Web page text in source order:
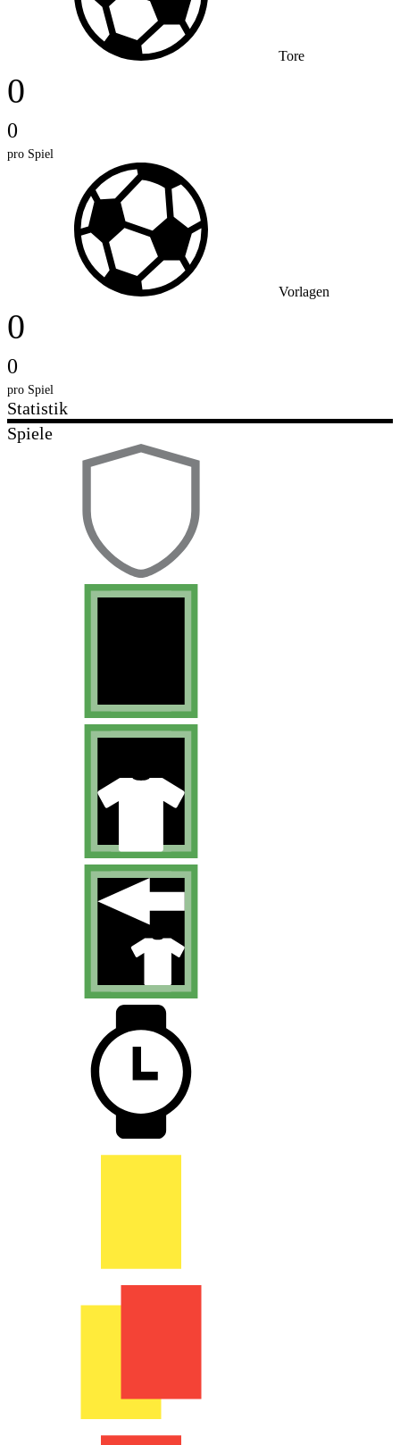
Tore
0
0
pro Spiel
Vorlagen
0
0
pro Spiel
Statistik
Spiele